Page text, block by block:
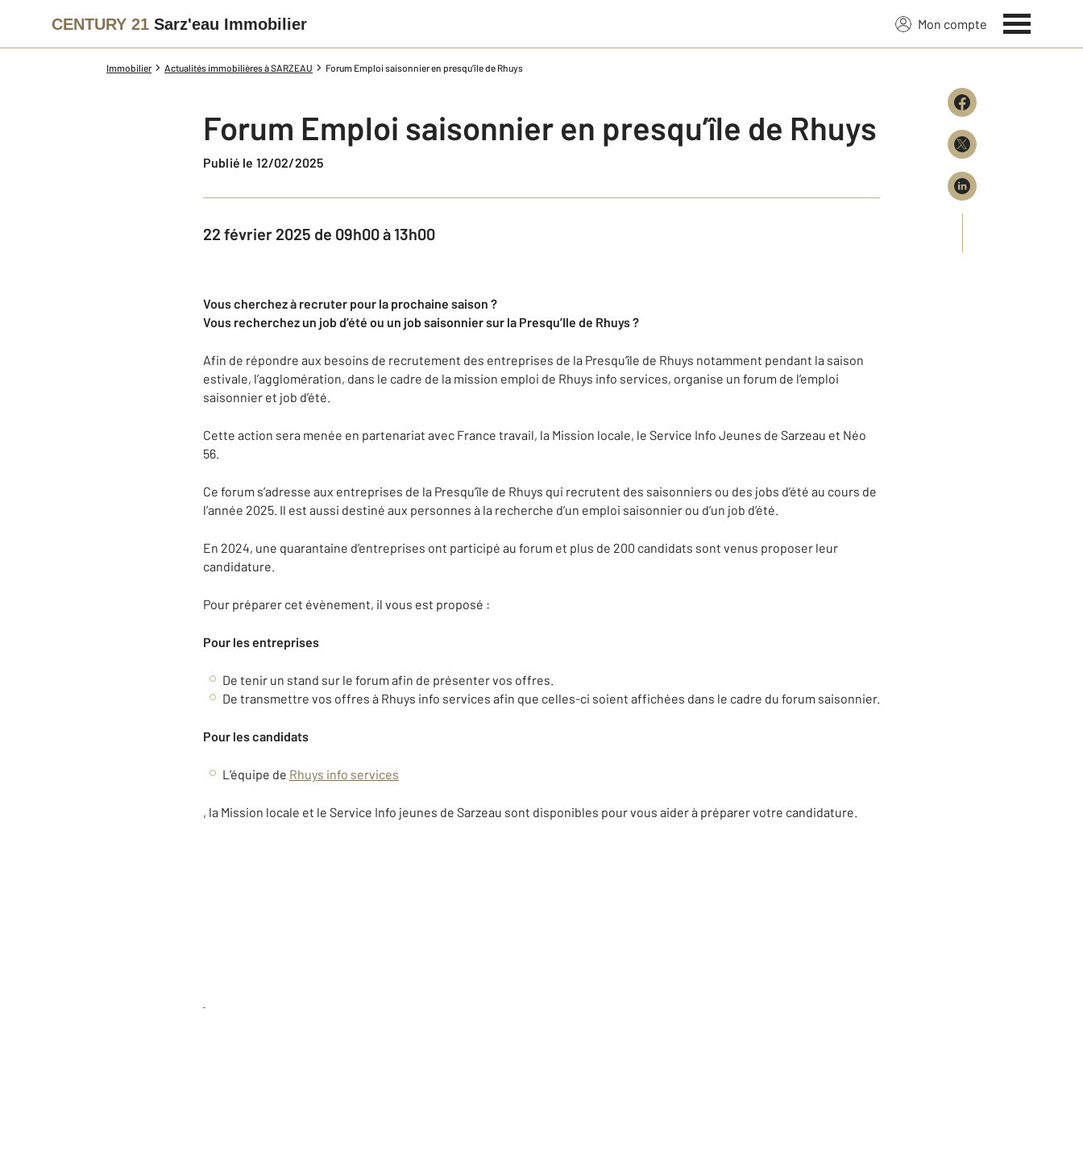
CENTURY 21 Sarz'eau Immobilier Mon compte
Immobilier Actualités immobilières à SARZEAU Forum Emploi saisonnier en presqu’île de Rhuys
Forum Emploi saisonnier en presqu’île de Rhuys
Publié le 12/02/2025
22 février 2025 de 09h00 à 13h00
Vous cherchez à recruter pour la prochaine saison ?
Vous recherchez un job d’été ou un job saisonnier sur la Presqu’Ile de Rhuys ?
Afin de répondre aux besoins de recrutement des entreprises de la Presqu’île de Rhuys notamment pendant la saison
estivale, l’agglomération, dans le cadre de la mission emploi de Rhuys info services, organise un forum de l’emploi
saisonnier et job d’été.
Cette action sera menée en partenariat avec France travail, la Mission locale, le Service Info Jeunes de Sarzeau et Néo
56.
Ce forum s’adresse aux entreprises de la Presqu’île de Rhuys qui recrutent des saisonniers ou des jobs d’été au cours de
l’année 2025. Il est aussi destiné aux personnes à la recherche d’un emploi saisonnier ou d’un job d’été.
En 2024, une quarantaine d’entreprises ont participé au forum et plus de 200 candidats sont venus proposer leur
candidature.
Pour préparer cet évènement, il vous est proposé :
Pour les entreprises
De tenir un stand sur le forum afin de présenter vos offres.
De transmettre vos offres à Rhuys info services afin que celles-ci soient affichées dans le cadre du forum saisonnier.
Pour les candidats
L’équipe de Rhuys info services
, la Mission locale et le Service Info jeunes de Sarzeau sont disponibles pour vous aider à préparer votre candidature.